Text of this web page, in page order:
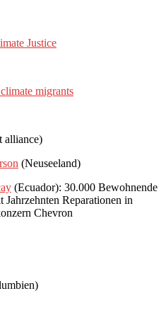
Justice
migrants
alliance)
(Neuseeland)
(Ecuador): 30.000 Bewohnende
Jahrzehnten Reparationen in
Chevron